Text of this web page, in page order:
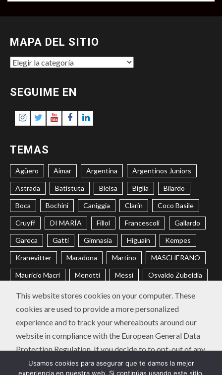
MAPA DEL SITIO
MAPA
SITIO
SEGUIME EN
Instagram
Twitter
Youtube
Facebook
LinkedIn
TEMAS
Agüero Aimar Argentina Argentinos Juniors
Astrada Batistuta Bielsa Biglia Bilardo
Boca Bochini Caniggia Clarín Coco Basile
Cruyff DI MARÍA Fillol Francescoli Gallardo
Gareca Gatti Gimnasia Higuaín Kempes
Kranevitter Maradona Martino MASCHERANO
Mauricio Macri Menotti Messi Osvaldo Zubeldía
Passarella Pochettino Ramón Díaz
Riquelme River Russo Sabella Sampaoli
Selección Argentina Trobbiani Veira Vélez
CONTACTO POLÍTICA DE PRIVACIDAD
Instagram
Twitter
Youtube
Facebook
LinkedIn
Usamos cookies para asegurar que te damos la mejor
experiencia en nuestra web. Si continúas usando este sitio,
This website stores cookies on your computer. These
cookies are used to provide a more personalized
experience and to track your whereabouts around our
website in compliance with the European General Data
Protection Regulation. If you decide to to opt-out of any
future tracking, a cookie will be setup in your browser to